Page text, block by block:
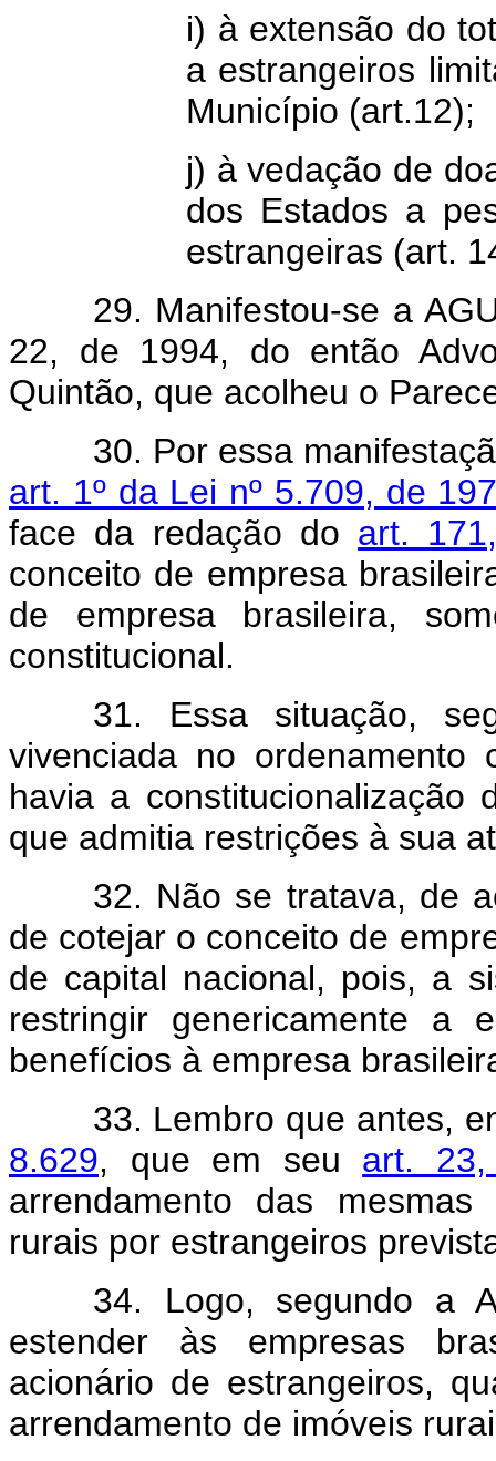
i) à extensão do
a estrangeiros
Município (art.12);
j) à vedação de
dos Estados a
estrangeiras (art.
29. Manifestou-se a
22, de 1994, do então
Quintão, que acolheu o
30. Por essa
art. 1º da Lei nº 5.709, de
face da redação do art.
conceito de empresa
de empresa brasileira,
constitucional.
31. Essa situação,
vivenciada no ordenamento
havia a constitucionalização
que admitia restrições à sua
32. Não se tratava, de
de cotejar o conceito de
de capital nacional, pois, a
restringir genericamente a
benefícios à empresa
33. Lembro que antes,
8.629, que em seu art.
arrendamento das
rurais por estrangeiros
34. Logo, segundo a
estender às empresas
acionário de estrangeiros,
arrendamento de imóveis